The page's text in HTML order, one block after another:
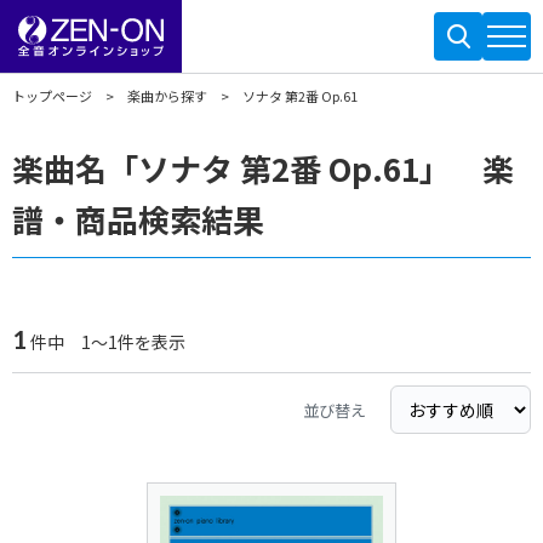
トップページ 楽曲から探す ソナタ 第2番 Op.61
楽曲名「ソナタ 第2番 Op.61」 楽
譜・商品検索結果
1 件中 1～1件を表示
並び替え